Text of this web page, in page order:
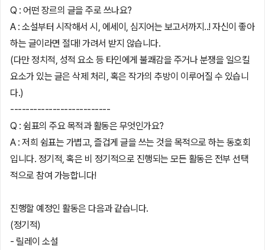
Q : 어떤 장르의 글을 주로 쓰나요?
A : 소설부터 시작해서 시, 에세이, 심지어는 보고서까지..! 자신이 좋아
하는 글이라면 절대! 가려서 받지 않습니다.
(다만 정치적, 성적 요소 등 타인에게 불쾌감을 주거나 분쟁을 일으킬
요소가 있는 글은 삭제 처리, 혹은 작가의 추방이 이루어질 수 있습니
다.)
--------------------------
Q : 쉼표의 주요 목적과 활동은 무엇인가요?
A : 저희 쉼표는 가볍고, 즐겁게 글을 쓰는 것을 목적으로 하는 동호회
입니다. 정기적, 혹은 비 정기적으로 진행되는 모든 활동은 전부 선택
적으로 참여 가능합니다!
진행할 예정인 활동은 다음과 같습니다.
(정기적)
- 릴레이 소설